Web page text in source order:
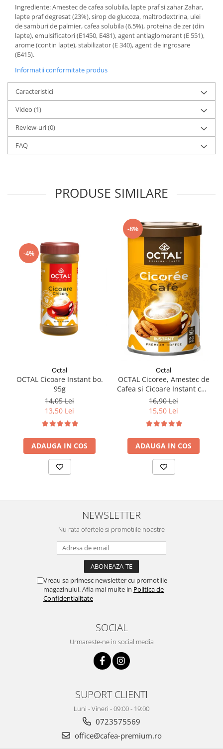
Ingrediente: Amestec de cafea solubila, lapte praf si zahar.Zahar,
lapte praf degresat (23%), sirop de glucoza, maltrodextrina, ulei
de samburi de palmier, cafea solubila (6.5%), proteina de zer (din
lapte), emulsificatori (E1450, E481), agent antiaglomerant (E 551),
arome (contin lapte), stabilizator (E 340), agent de ingrosare
(E415).
Informatii conformitate produs
Caracteristici
Video (1)
Review-uri(0)
FAQ
PRODUSE SIMILARE
-4%
Octal
OCTAL Cicoare Instant bo.
95g
14,05 Lei
13,50 Lei
ADAUGA IN COS
-8%
Octal
OCTAL Cicoree, Amestec de
Cafea si Cicoare Instant cut.
100g
16,90 Lei
15,50 Lei
ADAUGA IN COS
NEWSLETTER
Nu rata ofertele si promotiile noastre
Vreau sa primesc newsletter cu promotiile
magazinului. Afla mai multe in Politica de
Confidentialitate
SOCIAL
Urmareste-ne in social media
SUPORT CLIENTI
Luni - Vineri - 09:00 - 19:00
0723575569
office@cafea-premium.ro